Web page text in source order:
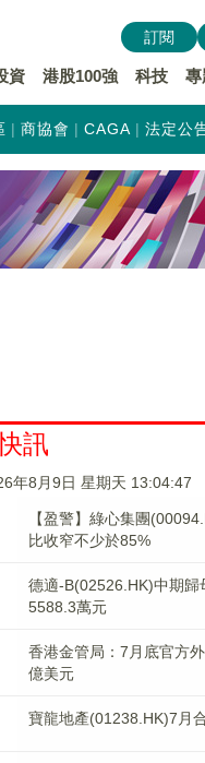
資 港股100強 科技 專
訂閱
商協會 CAGA 法定公
訊
年8月9日 星期天 13:04:47
【盈警】綠心集團
比收窄不少於85%
德適-B(02526.HK)中期歸
5588.3萬元
香港金管局：7月底官方
億美元
寶龍地產(01238.HK)7月